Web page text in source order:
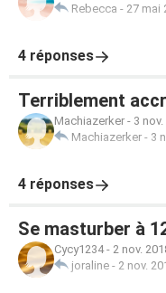
Rebecca - 27 mai
4 réponses
Terriblement
Machiazerker - 3
Machiazerker - 3
4 réponses
Se masturber à
Cycy1234- 2 nov.
joraline - 2 nov.